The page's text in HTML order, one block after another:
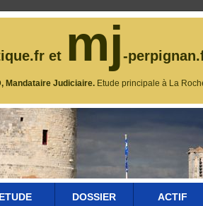
et mj-
Mandataire Judiciaire. Etude principale à La
ETUDE DOSSIER ACTIF